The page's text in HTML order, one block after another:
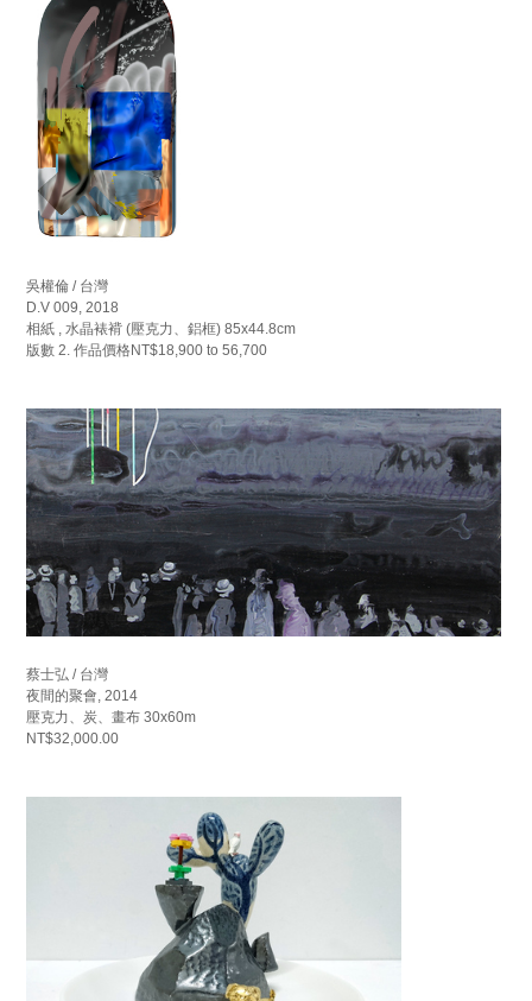
吳權倫 / 台灣
D.V 009, 2018
相紙 , 水晶裱褙 (壓克力、鋁框) 85x44.8cm
版數 2. 作品價格NT$18,900 to 56,700
蔡士弘 / 台灣
夜間的聚會, 2014
壓克力、炭、畫布 30x60m
NT$32,000.00